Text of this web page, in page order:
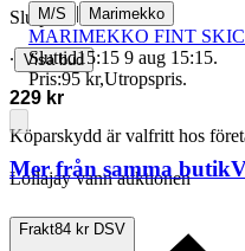
Slutpris
∙ Visa bud
229 kr
Köparskydd är valfritt hos
Lollajay vann auktionen
Frakt84 kr DSV
M/S | Marimekko
MARIMEKKO FINT
Sluttid15:15 9 aug 15:15.
Pris:95 kr,Utropspris.
Mer från samma butik